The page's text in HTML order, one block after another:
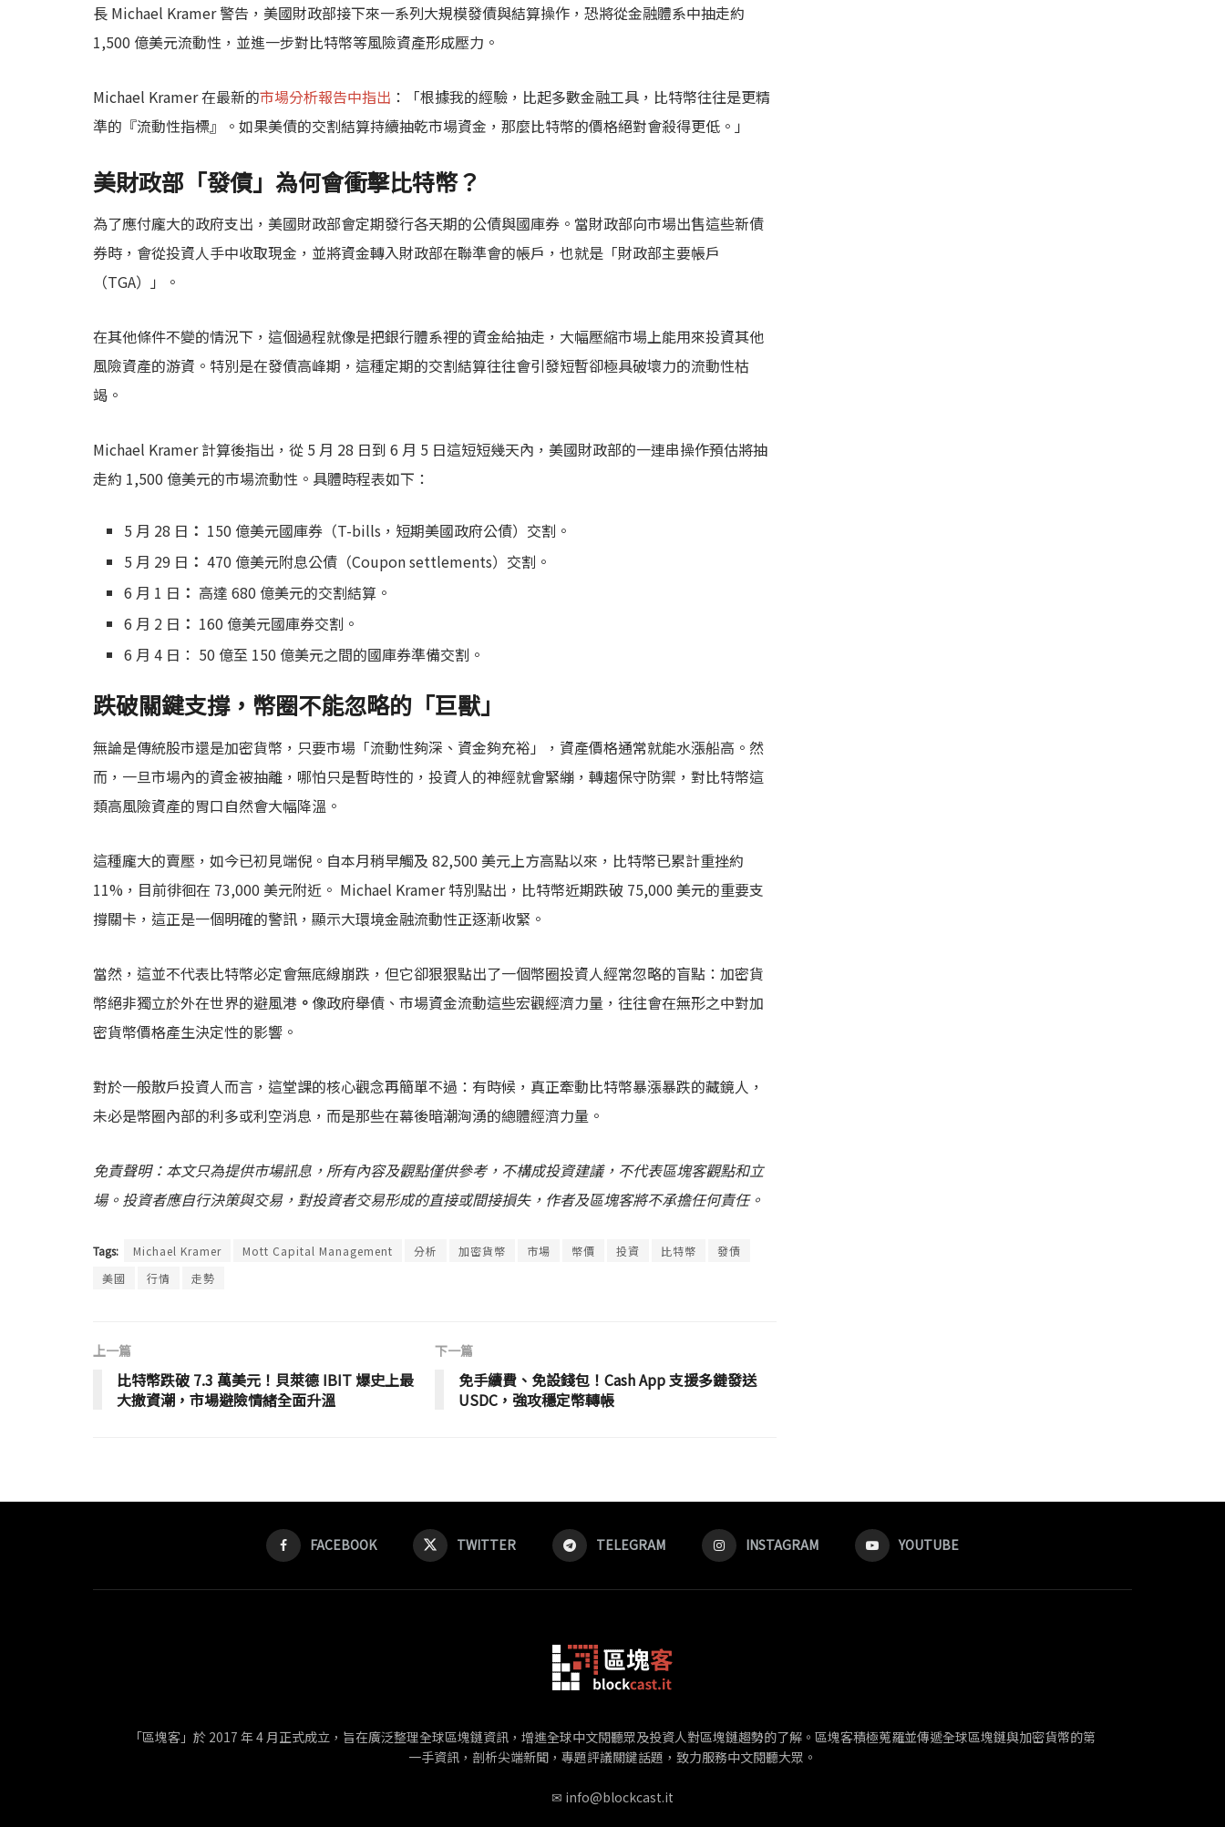
長 Michael Kramer 警告，美國財政部接下來一系列大規模發債與結算操作，恐將從金融體系中抽走約
1,500 億美元流動性，並進一步對比特幣等風險資產形成壓力。
Michael Kramer 在最新的市場分析報告中指出 ：「根據我的經驗，比起多數金融工具，比特幣往往是更精
準的『流動性指標』。如果美債的交割結算持續抽乾市場資金，那麼比特幣的價格絕對會殺得更低。」
美財政部「發債」為何會衝擊比特幣？
為了應付龐大的政府支出，美國財政部會定期發行各天期的公債與國庫券。當財政部向市場出售這些新債
券時，會從投資人手中收取現金，並將資金轉入財政部在聯準會的帳戶，也就是「財政部主要帳戶
（TGA）」。
在其他條件不變的情況下，這個過程就像是把銀行體系裡的資金給抽走，大幅壓縮市場上能用來投資其他
風險資產的游資。特別是在發債高峰期，這種定期的交割結算往往會引發短暫卻極具破壞力的流動性枯
竭。
Michael Kramer 計算後指出，從 5 月 28 日到 6 月 5 日這短短幾天內，美國財政部的一連串操作預估將抽
走約 1,500 億美元的市場流動性。具體時程表如下：
5 月 28 日 ： 150 億美元國庫券（T-bills，短期美國政府公債）交割。
5 月 29 日 ： 470 億美元附息公債（Coupon settlements）交割。
6 月 1 日 ： 高達 680 億美元的交割結算。
6 月 2 日 ： 160 億美元國庫券交割。
6 月 4 日： 50 億至 150 億美元之間的國庫券準備交割。
跌破關鍵支撐，幣圈不能忽略的「巨獸」
無論是傳統股市還是加密貨幣，只要市場「流動性夠深、資金夠充裕」，資產價格通常就能水漲船高。然
而，一旦市場內的資金被抽離，哪怕只是暫時性的，投資人的神經就會緊繃，轉趨保守防禦，對比特幣這
類高風險資產的胃口自然會大幅降溫。
這種龐大的賣壓，如今已初見端倪。自本月稍早觸及 82,500 美元上方高點以來，比特幣已累計重挫約
11%，目前徘徊在 73,000 美元附近。 Michael Kramer 特別點出，比特幣近期跌破 75,000 美元的重要支
撐關卡，這正是一個明確的警訊，顯示大環境金融流動性正逐漸收緊。
當然，這並不代表比特幣必定會無底線崩跌，但它卻狠狠點出了一個幣圈投資人經常忽略的盲點：加密貨
幣絕非獨立於外在世界的避風港 。 像政府舉債、市場資金流動這些宏觀經濟力量，往往會在無形之中對加
密貨幣價格產生決定性的影響。
對於一般散戶投資人而言，這堂課的核心觀念再簡單不過：有時候，真正牽動比特幣暴漲暴跌的藏鏡人，
未必是幣圈內部的利多或利空消息，而是那些在幕後暗潮洶湧的總體經濟力量。
免責聲明：本文只為提供市場訊息，所有內容及觀點僅供參考，不構成投資建議，不代表區塊客觀點和立
場。投資者應自行決策與交易，對投資者交易形成的直接或間接損失，作者及區塊客將不承擔任何責任。
Tags: Michael Kramer Mott Capital Management 分析 加密貨幣 市場 幣價 投資 比特幣
發債
美國
行情 走勢
上一篇
比特幣跌破 7.3 萬美元！貝萊德 IBIT 爆史上最
大撤資潮，市場避險情緒全面升溫
下一篇
免手續費、免設錢包！Cash App 支援多鏈發送
USDC，強攻穩定幣轉帳
FACEBOOK TWITTER TELEGRAM INSTAGRAM YOUTUBE
「區塊客」於 2017 年 4 月正式成立，旨在廣泛整理全球區塊鏈資訊，增進全球中文閱聽眾及投資人對區塊鏈趨勢的了解。區塊客積極蒐羅並傳遞全球區塊鏈與加密貨幣的第
一手資訊，剖析尖端新聞，專題評議關鍵話題，致力服務中文閱聽大眾。
✉ info@blockcast.it